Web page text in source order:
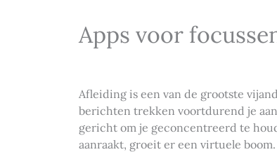
Apps voor
Afleiding is een van de grootste
berichten trekken voortdurend je
gericht om je geconcentreerd te
aanraakt, groeit er een virtuele